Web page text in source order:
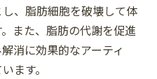
、脂肪細胞を破壊して体
また、脂肪の代謝を促進
消に効果的なアーティ
ます。